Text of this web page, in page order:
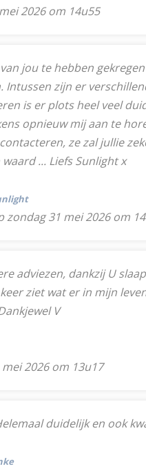
2026 om 14u55
jou te hebben
zijn er
is er plots heel veel
opnieuw mij aan te
ze zal jullie
... Liefs Sunlight x
zondag 31 mei 2026 om
adviezen, dankzij U
ziet wat er in mijn
V
2026 om 13u17
duidelijk en ook